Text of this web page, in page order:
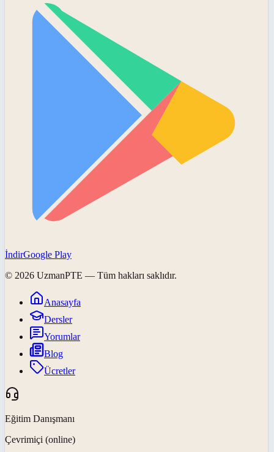
İndirGoogle Play
© 2026 UzmanPTE — Tüm hakları saklıdır.
Anasayfa
Dersler
Yorumlar
Blog
Ücretler
Eğitim Danışmanı
Çevrimiçi (online)